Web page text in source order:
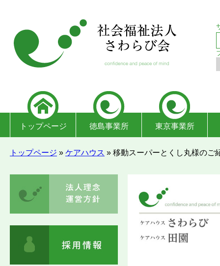
トップページ 徳島事業所 東京事業所
トップページ » ケアハウス » 移動スーパーとくし丸様のご